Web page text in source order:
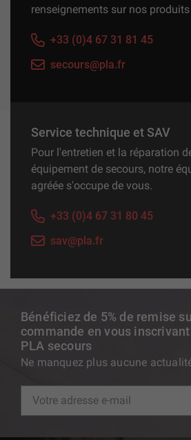
Bénéficiez de 5% de remise
commande en vous
PLA secours
Ne manquez plus aucune
renseignements sur nos produits
+33 (0)4 67 31 81 45
secours@pla.fr
Service technique et SAV
Pour l'entretien et la réparation
équipement de secours, notre
agréée s'occupe de vous.
+33 (0)4 67 31 80 45
sav@pla.fr